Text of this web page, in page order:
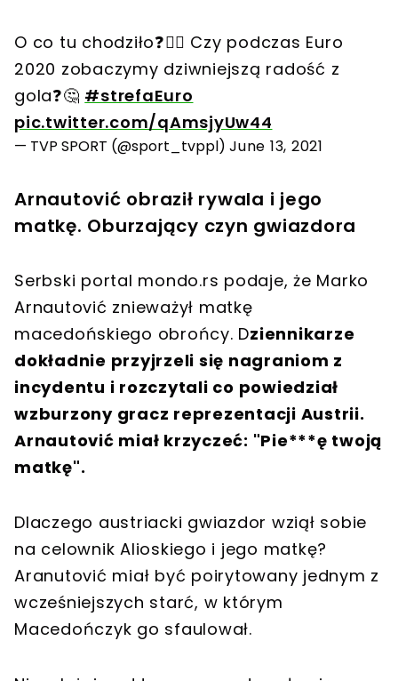
O co tu chodziło❓🤷‍♂️ Czy podczas Euro
2020 zobaczymy dziwniejszą radość z
gola❓🤔 #strefaEuro
pic.twitter.com/qAmsjyUw44
— TVP SPORT (@sport_tvppl) June 13, 2021
Arnautović obraził rywala i jego
matkę. Oburzający czyn gwiazdora
Serbski portal mondo.rs podaje, że Marko
Arnautović znieważył matkę
macedońskiego obrońcy. Dziennikarze
dokładnie przyjrzeli się nagraniom z
incydentu i rozczytali co powiedział
wzburzony gracz reprezentacji Austrii.
Arnautović miał krzyczeć: "Pie***ę twoją
matkę".
Dlaczego austriacki gwiazdor wziął sobie
na celownik Alioskiego i jego matkę?
Aranutović miał być poirytowany jednym z
wcześniejszych starć, w którym
Macedończyk go sfaulował.